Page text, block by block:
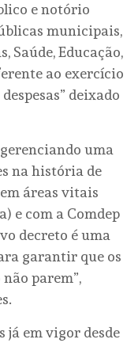
e notório
municipais,
Saúde, Educação,
ao exercício
deixado
uma
na história de
áreas vitais
e com a Comdep
decreto é uma
garantir que os
parem”,
já em vigor desde